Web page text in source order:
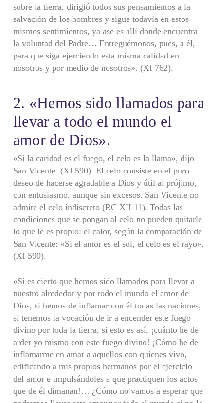
sobre la tierra, dirigió todos sus pensamientos a la
salvación de los hombres y sigue todavía en estos
mismos sentimientos, ya ase es allí donde encuentra
la voluntad del Padre… Entreguémonos, pues, a él,
para que siga ejerciendo esta misma calidad en
nosotros y por medio de nosotros». (XI 762).
2. «Hemos sido llamados para
llevar a todo el mundo el
amor de Dios».
«Si la caridad es el fuego, el celo es la llama», dijo
San Vicente. (XI 590). El celo consiste en el puro
deseo de hacerse agradable a Dios y útil al prójimo,
con entusiasmo, aunque sin excesos. San Vicente no
admite el celo indiscreto (RC XII 11). Todas las
condiciones que se pongan al celo no pueden quitarle
lo que le es propio: el calor, según la comparación de
San Vicente: «Si el amor es el sol, el celo es el rayo».
(XI 590).
«Si es cierto que hemos sido llamados para llevar a
nuestro alrededor y por todo el mundo el amor de
Dios, si hemos de inflamar con él todas las naciones,
si tenemos la vocación de ir a encender este fuego
divino por toda la tierra, si esto es así, ¡cuánto he de
arder yo mismo con este fuego divino! ¡Cómo he de
inflamarme en amar a aquellos con quienes vivo,
edificando a mis propios hermanos por el ejercicio
del amor e impulsándoles a que practiquen los actos
que de él dimanan!… ¿Cómo no vamos a esperar que